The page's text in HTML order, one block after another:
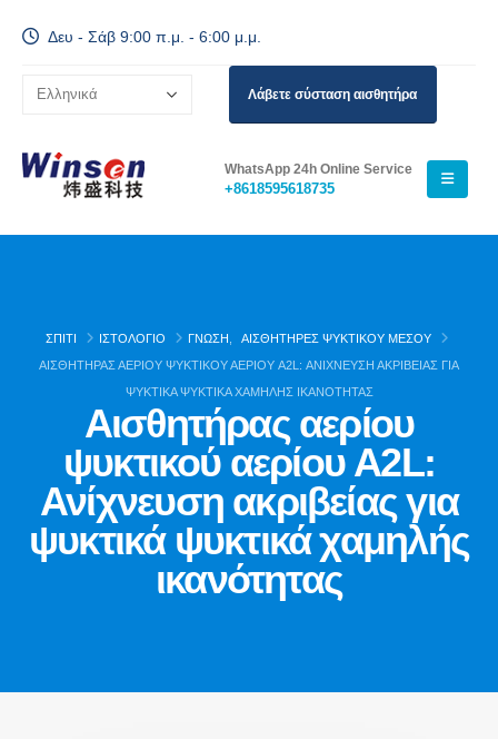
Δευ - Σάβ 9:00 π.μ. - 6:00 μ.μ.
Λάβετε σύσταση αισθητήρα
WhatsApp 24h Online Service
+8618595618735
ΣΠΊΤΙ ΙΣΤΟΛΌΓΙΟ ΓΝΏΣΗ
ΑΙΣΘΗΤΉΡΕΣ ΨΥΚΤΙΚΟΎ ΜΈΣΟΥ
ΑΙΣΘΗΤΉΡΑΣ ΑΕΡΊΟΥ ΨΥΚΤΙΚΟΎ ΑΕΡΊΟΥ A2L: ΑΝΊΧΝΕΥΣΗ ΑΚΡΙΒΕΊΑΣ ΓΙΑ
ΨΥΚΤΙΚΆ ΨΥΚΤΙΚΆ ΧΑΜΗΛΉΣ ΙΚΑΝΌΤΗΤΑΣ
Αισθητήρας αερίου
ψυκτικού αερίου A2L:
Ανίχνευση ακριβείας για
ψυκτικά ψυκτικά χαμηλής
ικανότητας